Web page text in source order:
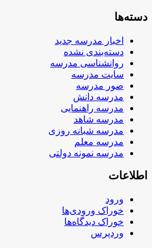
دسته‌ها
اخبار مدرسه جدید
دسته‌بندی نشده
روانشناسی مدرسه
سایت مدرسه
صور مدرسه
مدرسه دانش
مدرسه راهنمایی
مدرسه شاهد
مدرسه شبانه روزی
مدرسه معلم
مدرسه نمونه دولتی
اطلاعات
ورود
خوراک ورودی‌ها
خوراک دیدگاه‌ها
وردپرس